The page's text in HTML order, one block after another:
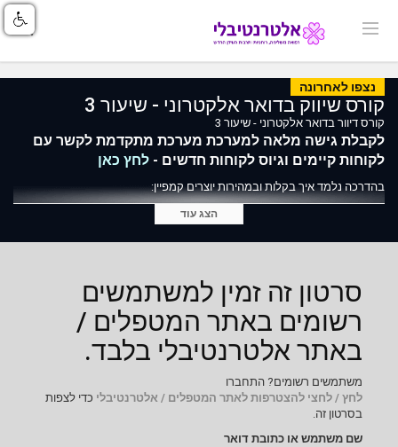
נצפו לאחרונה
קורס שיווק בדואר אלקטרוני - שיעור 3
קורס דיוור בדואר אלקטרוני - שיעור 3
לקבלת גישה מלאה למערכת מערכת מתקדמת לקשר עם
לקוחות קיימים וגיוס לקוחות חדשים - לחץ כאן
בהדרכה נלמד איך בקלות ובמהירות יוצרים קמפיין:
יצירת קמפיין (דיוור) מעוצב ומותאם למובייל
הוספת אלמנטים לדיוור - תמונות, מלל, לוגו, כפתורים
הצג עוד
סרטון זה זמין למשתמשים
רשומים באתר המטפלים /
באתר אלטרנטיבלי בלבד.
משתמשים רשומים? התחברו
לחץ / לחצי להצטרפות לאתר המטפלים / אלטרנטיבלי כדי לצפות
בסרטון זה.
שם משתמש או כתובת דואר